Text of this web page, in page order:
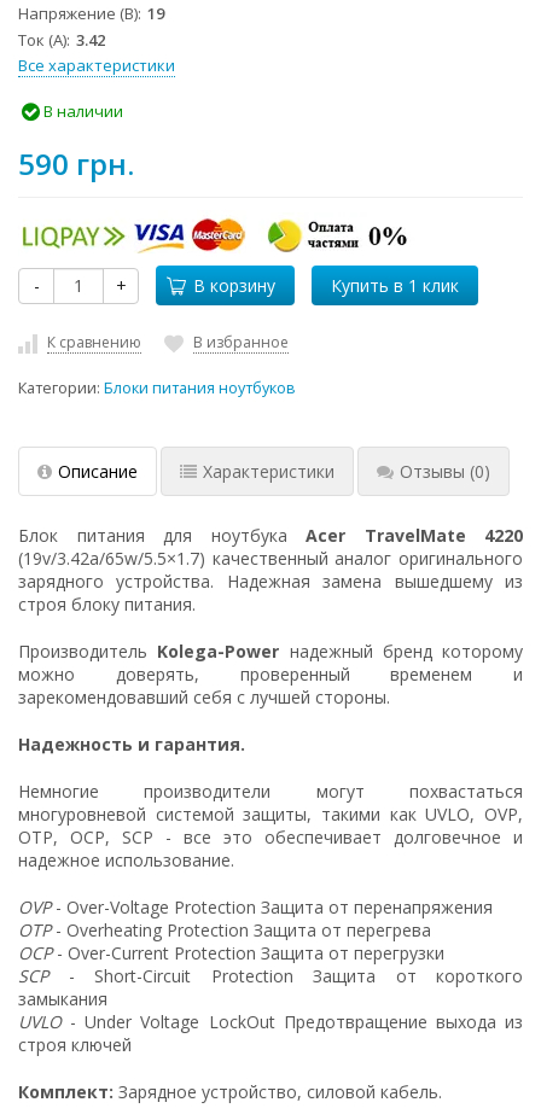
Напряжение (В) 19
Ток (А) 3.42
Все характеристики
В наличии
590 грн.
- + В корзину
К сравнению В избранное
Категории: Блоки питания ноутбуков
Описание Характеристики Отзывы (0)
Блок питания для ноутбука Acer TravelMate 4220
(19v/3.42a/65w/5.5×1.7) качественный аналог оригинального
зарядного устройства. Надежная замена вышедшему из
строя блоку питания.
Производитель Kolega-Power надежный бренд которому
можно доверять, проверенный временем и
зарекомендовавший себя с лучшей стороны.
Надежность и гарантия.
Немногие производители могут похвастаться
многуровневой системой защиты, такими как UVLO, OVP,
OTP, OCP, SCP - все это обеспечивает долговечное и
надежное использование.
OVP- Over-Voltage Protection Защита от перенапряжения
OTP- Overheating Protection Защита от перегрева
OCP- Over-Current Protection Защита от перегрузки
SCP- Short-Circuit Protection Защита от короткого
замыкания
UVLO- Under Voltage LockOut Предотвращение выхода из
строя ключей
Комплект: Зарядное устройство, силовой кабель.